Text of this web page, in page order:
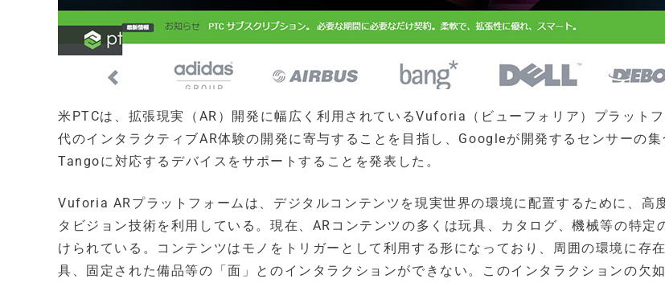
米PTCは、拡張現実（AR）開発に幅広く利用されているVuforia（ビューフォリア）プラット
代のインタラクティブAR体験の開発に寄与することを目指し、Googleが開発するセンサーの集
Tangoに対応するデバイスをサポートすることを発表した。
Vuforia ARプラットフォームは、デジタルコンテンツを現実世界の環境に配置するために、高
タビジョン技術を利用している。現在、ARコンテンツの多くは玩具、カタログ、機械等の特定
けられている。コンテンツはモノをトリガーとして利用する形になっており、周囲の環境に存
具、固定された備品等の「面」とのインタラクションができない。このインタラクションの欠